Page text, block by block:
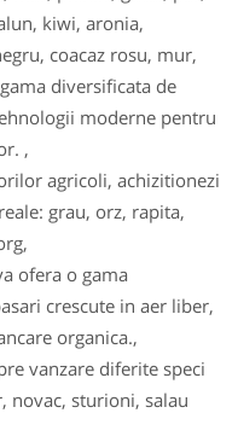
kiwi, aronia,
coacaz rosu, mur,
diversificata de
moderne pentru
,
agricoli, achizitionezi
grau, orz, rapita,
ofera o gama
crescute in aer liber,
organica.,
vanzare diferite speci
novac, stu­ri­oni, salau